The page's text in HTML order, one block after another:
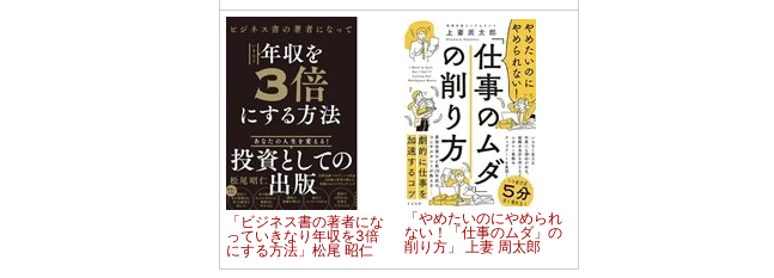
「ビジネス書の著者にな
っていきなり年収を3倍
にする方法」松尾 昭仁
「やめたいのにやめられ
ない！「仕事のムダ」の
削り方」 上妻 周太郎